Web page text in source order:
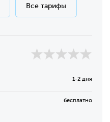
Все тарифы
1-2 дня
бесплатно